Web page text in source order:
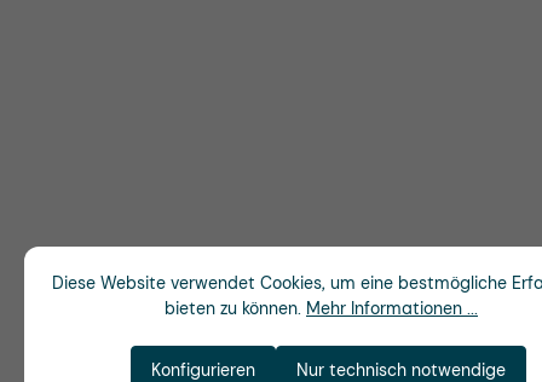
Diese Website verwendet Cookies, um eine bestmögliche
bieten zu können. Mehr Informationen ...
Nur technisch notwendige
Konfigurieren